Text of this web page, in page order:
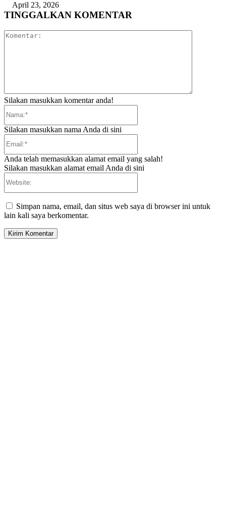
April 23, 2026
TINGGALKAN KOMENTAR
Silakan masukkan komentar anda!
Silakan masukkan nama Anda di sini
Anda telah memasukkan alamat email yang salah!
Silakan masukkan alamat email Anda di sini
Simpan nama, email, dan situs web saya di browser ini untuk
lain kali saya berkomentar.